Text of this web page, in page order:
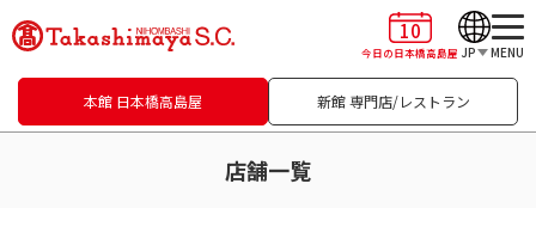
10
今日の日本橋高島屋 JP MENU
本館 日本橋高島屋 新館 専門店/レストラン
店舗一覧